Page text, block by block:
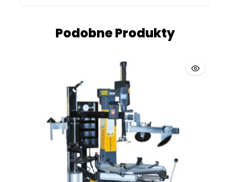
Podobne Produkty